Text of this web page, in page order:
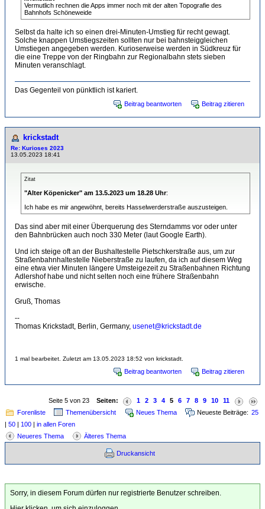
Vermutlich rechnen die Apps immer noch mit der alten Topografie des
Bahnhofs Schöneweide
Selbst da halte ich so einen drei-Minuten-Umstieg für recht gewagt.
Solche knappen Umstiegszeiten sollten nur bei bahnsteiggleichen
Umstiegen angegeben werden. Kurioserweise werden in Südkreuz für
die eine Treppe von der Ringbahn zur Regionalbahn stets sieben
Minuten veranschlagt.
Das Gegenteil von pünktlich ist kariert.
Beitrag beantworten Beitrag zitieren
krickstadt
Re: Kurioses 2023
13.05.2023 18:41
Zitat
"Alter Köpenicker" am 13.5.2023 um 18.28 Uhr:
Ich habe es mir angewöhnt, bereits Hasselwerderstraße auszusteigen.
Das sind aber mit einer Überquerung des Sterndamms vor oder unter
den Bahnbrücken auch noch 330 Meter (laut Google Earth).
Und ich steige oft an der Bushaltestelle Pietschkerstraße aus, um zur
Straßenbahnhaltestelle Nieberstraße zu laufen, da ich auf diesem Weg
eine etwa vier Minuten längere Umsteigezeit zu Straßenbahnen Richtung
Adlershof habe und nicht selten noch eine frühere Straßenbahn
erwische.
Gruß, Thomas
--
Thomas Krickstadt, Berlin, Germany, usenet@krickstadt.de
1 mal bearbeitet. Zuletzt am 13.05.2023 18:52 von krickstadt.
Beitrag beantworten Beitrag zitieren
Seite 5 von 23 Seiten: 1 2 3 4 5 6 7 8 9 10
11
Forenliste
Themenübersicht Neues Thema Neueste Beiträge: 25
| 50 | 100 | in allen Foren
Neueres Thema
Älteres Thema
Druckansicht
Sorry, in diesem Forum dürfen nur registrierte Benutzer schreiben.